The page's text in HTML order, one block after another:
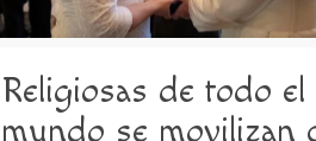
Religiosas de todo el
mundo se movilizan